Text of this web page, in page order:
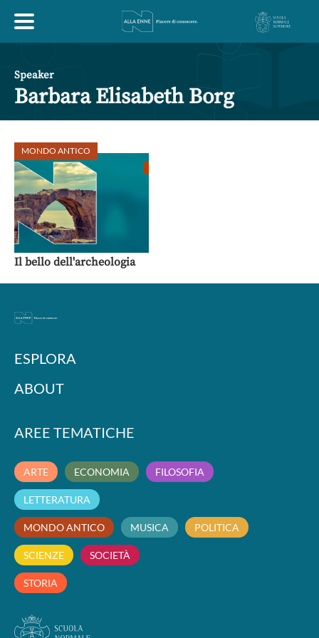
ESPLORA
ABOUT
ARTE
LETTERATURA MONDO ANTICO
POLITICA SCIENZE SOCIETÀ STORIA
Speaker
Barbara Elisabeth Borg
MONDO ANTICO
Il bello dell'archeologia
ESPLORA
ABOUT
AREE TEMATICHE
ARTE ECONOMIA FILOSOFIA
LETTERATURA
MONDO ANTICO MUSICA POLITICA
SCIENZE SOCIETÀ
STORIA